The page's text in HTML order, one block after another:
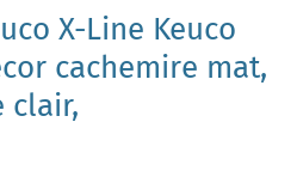
X-Line Keuco
cachemire mat,
clair,